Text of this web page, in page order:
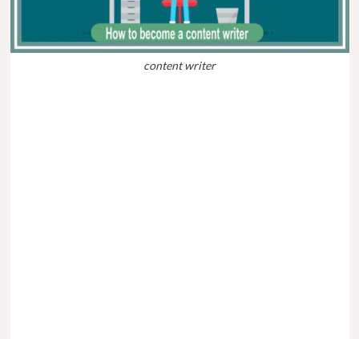
content writer